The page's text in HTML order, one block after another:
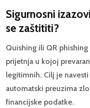
Sigurnosni
se zaštititi?
Quishing ili QR
prijetnja u kojoj
legitimnih. Cilj je
automatski preuzima
financijske podatke.